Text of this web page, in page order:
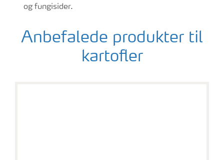
og fungisider.
Anbefalede produkter til
kartofler